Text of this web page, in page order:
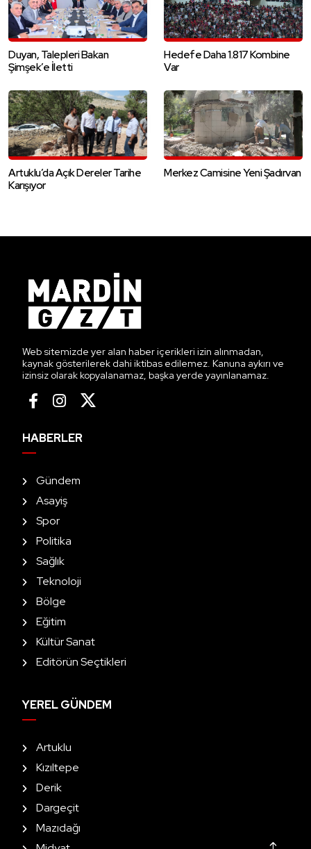
Duyan, Talepleri Bakan
Şimşek’e İletti
Hedefe Daha 1.817 Kombine
Var
Artuklu’da Açık Dereler Tarihe
Karışıyor
Merkez Camisine Yeni Şadırvan
Web sitemizde yer alan haber içerikleri izin alınmadan,
kaynak gösterilerek dahi iktibas edilemez. Kanuna aykırı ve
izinsiz olarak kopyalanamaz, başka yerde yayınlanamaz.
HABERLER
Gündem
Asayiş
Spor
Politika
Sağlık
Teknoloji
Bölge
Eğitim
Kültür Sanat
Editörün Seçtikleri
YEREL GÜNDEM
Artuklu
Kızıltepe
Derik
Dargeçit
Mazıdağı